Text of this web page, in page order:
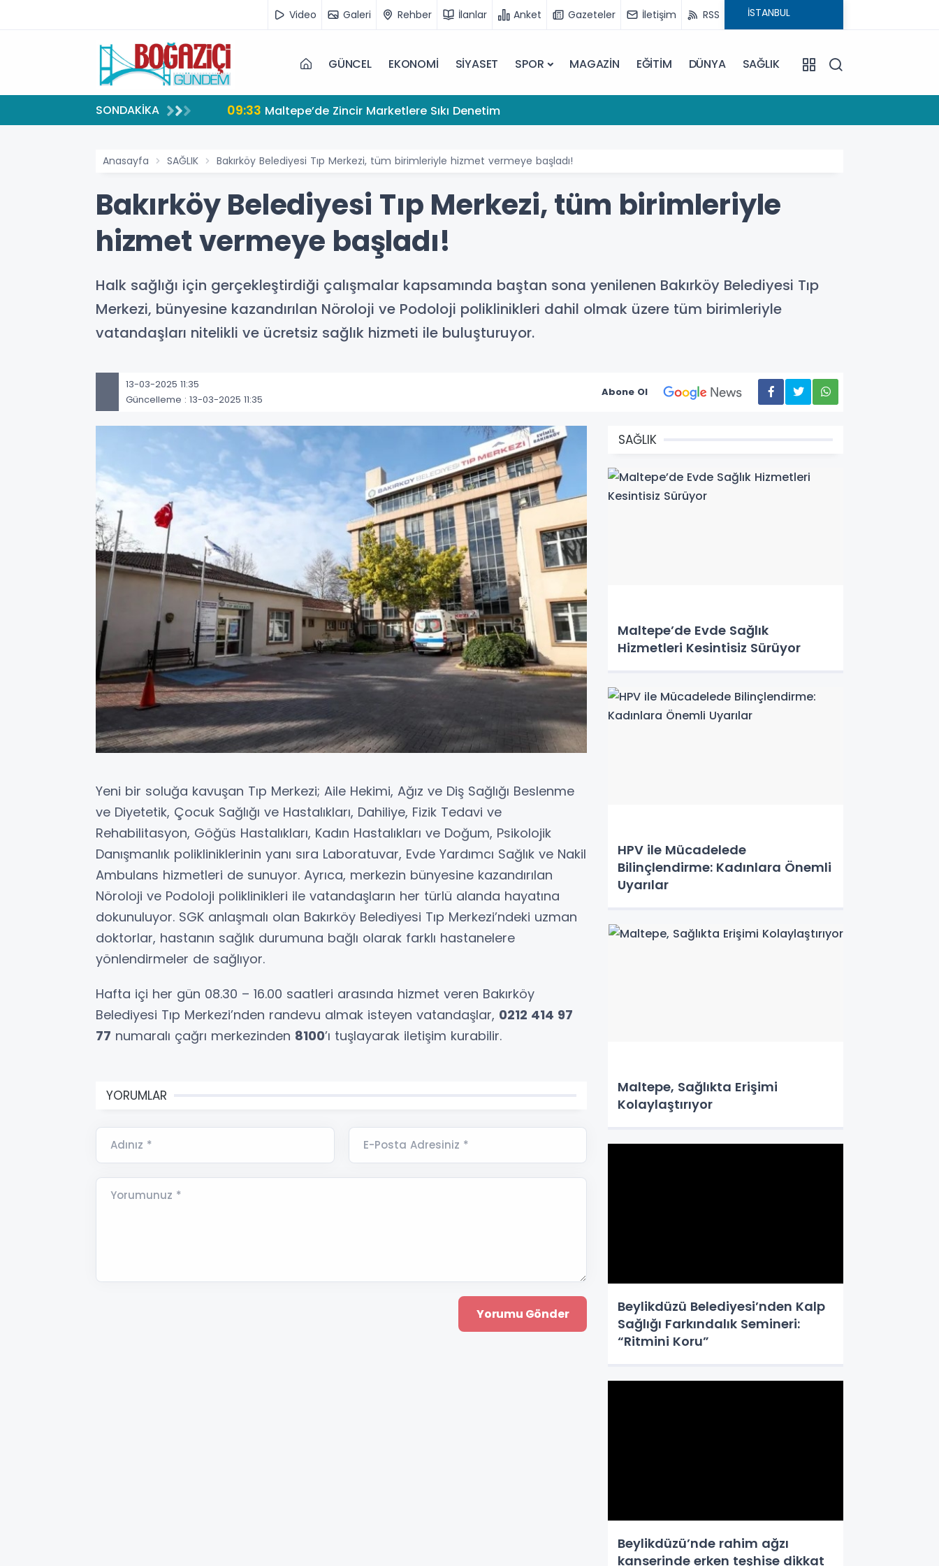
Video Galeri Rehber İlanlar Anket Gazeteler İletişim RSS
GÜNCEL EKONOMİ SİYASET SPOR MAGAZİN EĞİTİM DÜNYA SAĞLIK
SONDAKİKA 09:33 Maltepe’de Zincir Marketlere Sıkı Denetim
Anasayfa SAĞLIK Bakırköy Belediyesi Tıp Merkezi, tüm birimleriyle hizmet vermeye başladı!
Bakırköy Belediyesi Tıp Merkezi, tüm birimleriyle
hizmet vermeye başladı!
Halk sağlığı için gerçekleştirdiği çalışmalar kapsamında baştan sona yenilenen Bakırköy Belediyesi Tıp
Merkezi, bünyesine kazandırılan Nöroloji ve Podoloji poliklinikleri dahil olmak üzere tüm birimleriyle
vatandaşları nitelikli ve ücretsiz sağlık hizmeti ile buluşturuyor.
13-03-2025 11:35
Güncelleme : 13-03-2025 11:35
Abone Ol
Yeni bir soluğa kavuşan Tıp Merkezi; Aile Hekimi, Ağız ve Diş Sağlığı Beslenme
ve Diyetetik, Çocuk Sağlığı ve Hastalıkları, Dahiliye, Fizik Tedavi ve
Rehabilitasyon, Göğüs Hastalıkları, Kadın Hastalıkları ve Doğum, Psikolojik
Danışmanlık polikliniklerinin yanı sıra Laboratuvar, Evde Yardımcı Sağlık ve Nakil
Ambulans hizmetleri de sunuyor. Ayrıca, merkezin bünyesine kazandırılan
Nöroloji ve Podoloji poliklinikleri ile vatandaşların her türlü alanda hayatına
dokunuluyor. SGK anlaşmalı olan Bakırköy Belediyesi Tıp Merkezi’ndeki uzman
doktorlar, hastanın sağlık durumuna bağlı olarak farklı hastanelere
yönlendirmeler de sağlıyor.
Hafta içi her gün 08.30 – 16.00 saatleri arasında hizmet veren Bakırköy
Belediyesi Tıp Merkezi’nden randevu almak isteyen vatandaşlar, 0212 414 97
77 numaralı çağrı merkezinden 8100’ı tuşlayarak iletişim kurabilir.
YORUMLAR
Adınız * E-Posta Adresiniz *
Yorumunuz *
SAĞLIK
Maltepe’de Evde Sağlık
Hizmetleri Kesintisiz Sürüyor
HPV ile Mücadelede
Bilinçlendirme: Kadınlara Önemli
Uyarılar
Maltepe, Sağlıkta Erişimi
Kolaylaştırıyor
Beylikdüzü Belediyesi’nden Kalp
Sağlığı Farkındalık Semineri:
“Ritmini Koru”
Beylikdüzü’nde rahim ağzı
kanserinde erken teşhise dikkat